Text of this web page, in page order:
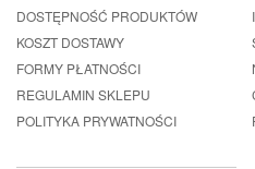
DOSTĘPNOŚĆ PRODUKTÓW
KOSZT DOSTAWY
FORMY PŁATNOŚCI
REGULAMIN SKLEPU
POLITYKA PRYWATNOŚCI